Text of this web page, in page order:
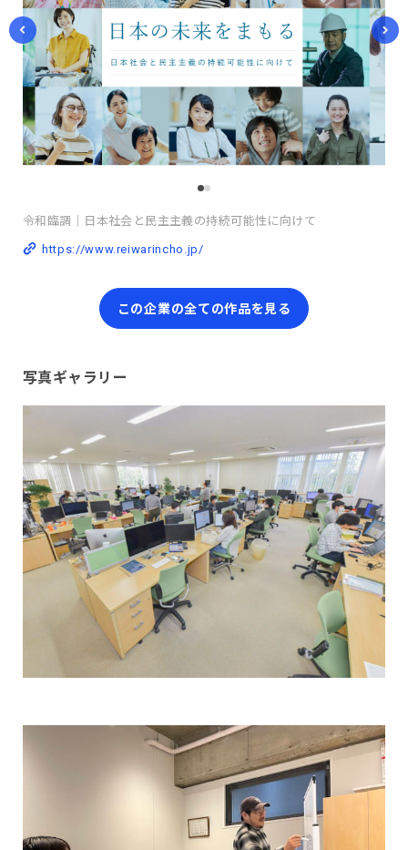
令和臨調｜日本社会と民主主義の持続可能性に向けて
https://www.reiwarincho.jp/
この企業の全ての作品を見る
写真ギャラリー